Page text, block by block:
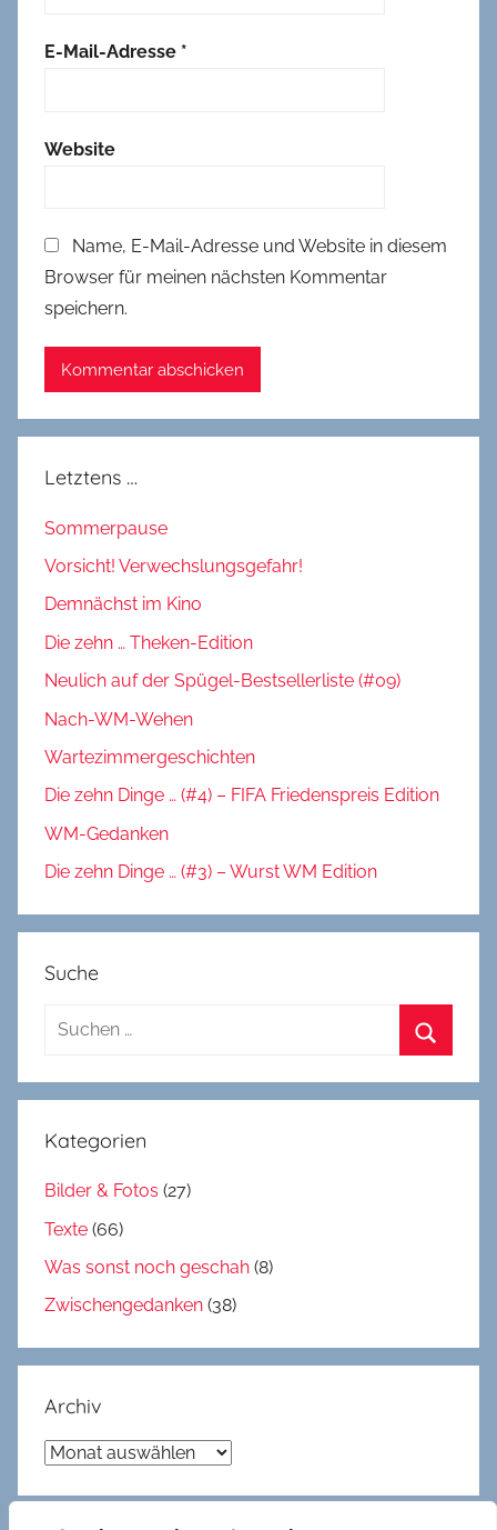
E-Mail-Adresse *
Website
Name, E-Mail-Adresse und Website in diesem
Browser für meinen nächsten Kommentar
speichern.
Letztens …
Sommerpause
Vorsicht! Verwechslungsgefahr!
Demnächst im Kino
Die zehn … Theken-Edition
Neulich auf der Spügel-Bestsellerliste (#09)
Nach-WM-Wehen
Wartezimmergeschichten
Die zehn Dinge … (#4) – FIFA Friedenspreis Edition
WM-Gedanken
Die zehn Dinge … (#3) – Wurst WM Edition
Suche
Suchen
Kategorien
Bilder & Fotos (27)
Texte (66)
Was sonst noch geschah (8)
Zwischengedanken (38)
Archiv
Archiv